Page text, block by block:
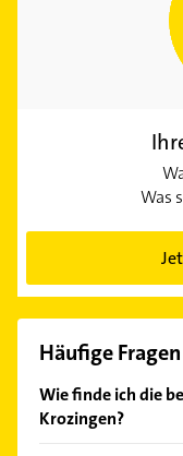
Was
Häufige Fragen
Wie finde ich die
Krozingen?